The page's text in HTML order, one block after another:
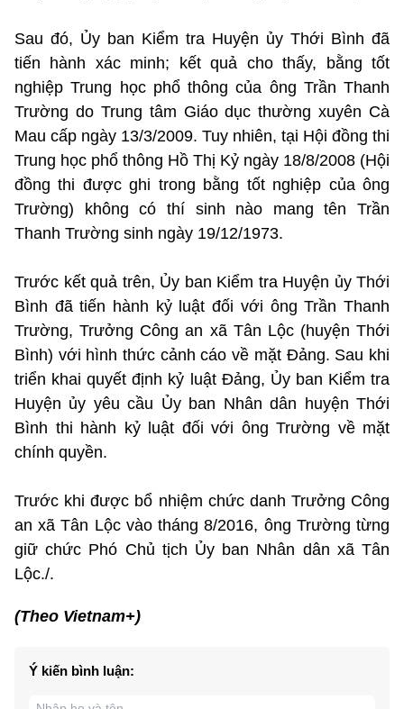
Sau đó, Ủy ban Kiểm tra Huyện ủy Thới Bình đã
tiến hành xác minh; kết quả cho thấy, bằng tốt
nghiệp Trung học phổ thông của ông Trần Thanh
Trường do Trung tâm Giáo dục thường xuyên Cà
Mau cấp ngày 13/3/2009. Tuy nhiên, tại Hội đồng thi
Trung học phổ thông Hồ Thị Kỷ ngày 18/8/2008 (Hội
đồng thi được ghi trong bằng tốt nghiệp của ông
Trường) không có thí sinh nào mang tên Trần
Thanh Trường sinh ngày 19/12/1973.
Trước kết quả trên, Ủy ban Kiểm tra Huyện ủy Thới
Bình đã tiến hành kỷ luật đối với ông Trần Thanh
Trường, Trưởng Công an xã Tân Lộc (huyện Thới
Bình) với hình thức cảnh cáo về mặt Đảng. Sau khi
triển khai quyết định kỷ luật Đảng, Ủy ban Kiểm tra
Huyện ủy yêu cầu Ủy ban Nhân dân huyện Thới
Bình thi hành kỷ luật đối với ông Trường về mặt
chính quyền.
Trước khi được bổ nhiệm chức danh Trưởng Công
an xã Tân Lộc vào tháng 8/2016, ông Trường từng
giữ chức Phó Chủ tịch Ủy ban Nhân dân xã Tân
Lộc./.
(Theo Vietnam+)
Ý kiến bình luận: